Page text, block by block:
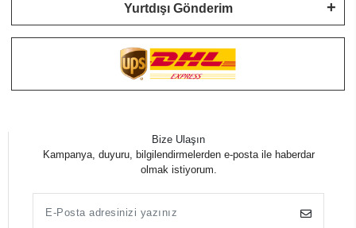
Yurtdışı Gönderim
Bize Ulaşın
Kampanya, duyuru, bilgilendirmelerden e-posta ile haberdar
olmak istiyorum.